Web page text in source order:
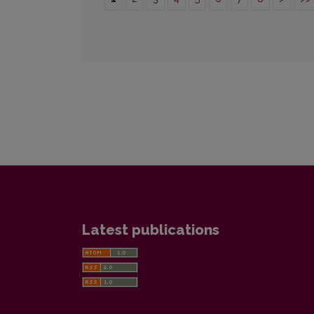
Latest publications